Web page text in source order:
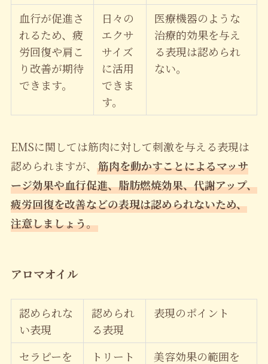
血行が促進さ
れるため、疲
労回復や肩こ
り改善が期待
できます。
日々の
エクサ
サイズ
に活用
できま
す。
医療機器のような
治療的効果を与え
る表現は認められ
ない。
EMSに関しては筋肉に対して刺激を与える表現は
認められますが、 筋肉を動かすことによるマッサ
ージ効果や血行促進、脂肪燃焼効果、代謝アップ、
疲労回復を改善などの表現は認められないため、
注意しましょう。
アロマオイル
認められな
い表現
認められ
る表現
表現のポイント
セラピーを トリート 美容効果の範囲を